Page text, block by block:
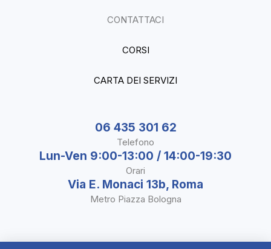
CONTATTACI
CORSI
CARTA DEI SERVIZI
06 435 301 62
Telefono
Lun-Ven 9:00-13:00 / 14:00-19:30
Orari
Via E. Monaci 13b, Roma
Metro Piazza Bologna